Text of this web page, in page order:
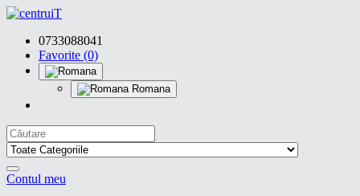
0733088041
Favorite (0)
Romana
Contul meu